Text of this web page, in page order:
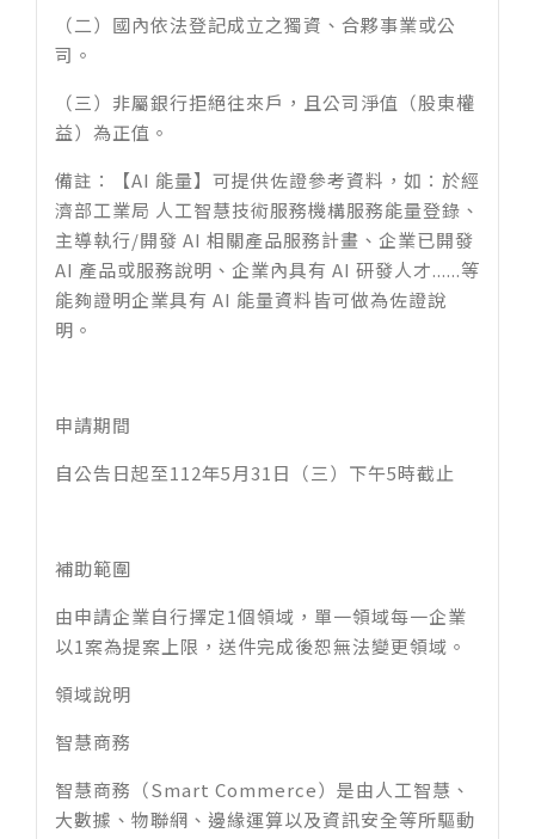
（二）國內依法登記成立之獨資、合夥事業或公
司。​
（三）非屬銀行拒絕往來戶，且公司淨值（股東權
益）為正值。
備註：【AI 能量】可提供佐證參考資料，如：於經
濟部工業局 人工智慧技術服務機構服務能量登錄、
主導執行/開發 AI 相關產品服務計畫、企業已開發
AI 產品或服務說明、企業內具有 AI 研發人才......等
能夠證明企業具有 AI 能量資料皆可做為佐證說
明。
申請期間
自公告日起至112年5月31日（三）下午5時截止​
補助範圍
由申請企業自行擇定1個領域，單一領域每一企業
以1案為提案上限，送件完成後恕無法變更領域。​
領域說明
智慧商務
智慧商務（Smart Commerce）是由人工智慧、
大數據、物聯網、邊緣運算以及資訊安全等所驅動